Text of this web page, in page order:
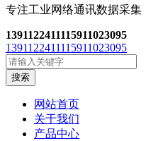
专注工业网络通讯数据采集
1391122411115911023095
1391122411115911023095
搜索
网站首页
关于我们
产品中心